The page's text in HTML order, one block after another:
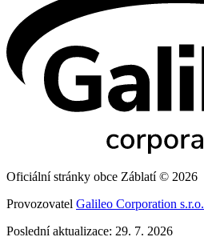
Oficiální stránky obce Záblatí © 2026
Provozovatel Galileo Corporation s.r.o.
Poslední aktualizace: 29. 7. 2026